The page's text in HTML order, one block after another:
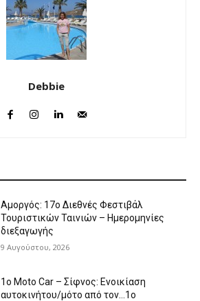
Debbie
Αμοργός: 17ο Διεθνές Φεστιβάλ
Τουριστικών Ταινιών – Ημερομηνίες
διεξαγωγής
9 Αυγούστου, 2026
1o Moto Car – Σίφνος: Ενοικίαση
αυτοκινήτου/μότο από τον…1ο